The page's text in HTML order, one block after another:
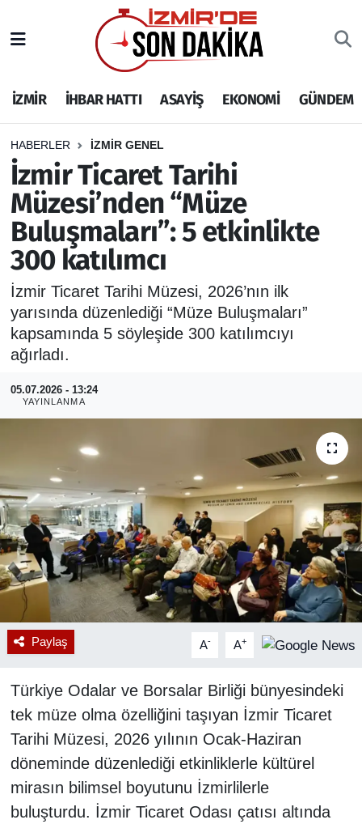
İZMİR İHBAR HATTI ASAYİŞ EKONOMİ GÜNDEM
HABERLER İZMİR GENEL
İzmir Ticaret Tarihi
Müzesi’nden “Müze
Buluşmaları”: 5 etkinlikte
300 katılımcı
İzmir Ticaret Tarihi Müzesi, 2026’nın ilk
yarısında düzenlediği “Müze Buluşmaları”
kapsamında 5 söyleşide 300 katılımcıyı
ağırladı.
05.07.2026 - 13:24
YAYINLANMA
Paylaş A- A+
Türkiye Odalar ve Borsalar Birliği bünyesindeki
tek müze olma özelliğini taşıyan İzmir Ticaret
Tarihi Müzesi, 2026 yılının Ocak-Haziran
döneminde düzenlediği etkinliklerle kültürel
mirasın bilimsel boyutunu İzmirlilerle
buluşturdu. İzmir Ticaret Odası çatısı altında
İHBAR HATTI
DEPREM
GENEL
EKONOMİ
SİYASET
SPOR
ASAYİŞ
RESMİ REKLAM
İzmir Nöbetçi Eczaneler
İzmir Hava Durumu
İzmir Namaz Vakitleri
İzmir Trafik Yoğunluk Haritası
Puan Durumu ve Fikstür
Tüm Manşetler
Son Dakika Haberleri
Haber Arşivi